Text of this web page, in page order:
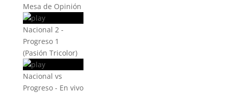
Mesa de Opinión
Nacional 2 -
Progreso 1
(Pasión Tricolor)
Nacional vs
Progreso - En vivo